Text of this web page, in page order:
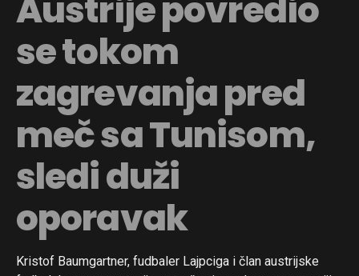
se tokom
zagrevanja pred
meč sa Tunisom,
sledi duži
oporavak
Kristof Baumgartner, fudbaler Lajpciga i član austrijske